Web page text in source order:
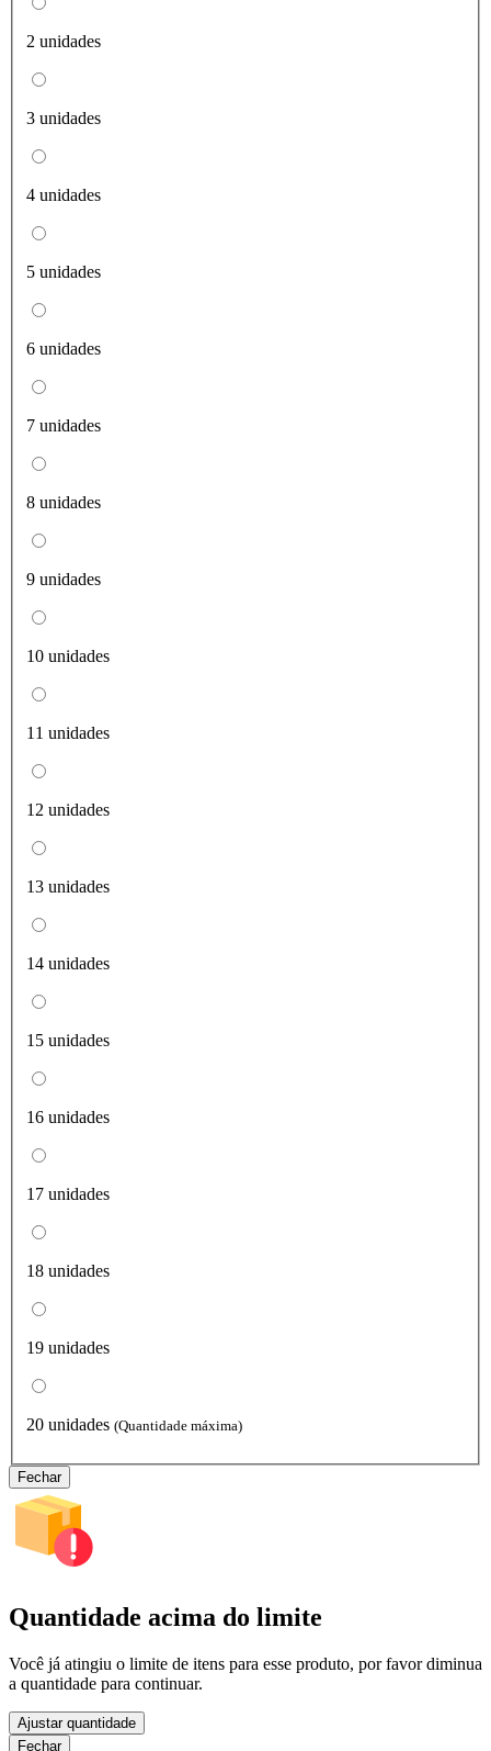
2 unidades
3 unidades
4 unidades
5 unidades
6 unidades
7 unidades
8 unidades
9 unidades
10 unidades
11 unidades
12 unidades
13 unidades
14 unidades
15 unidades
16 unidades
17 unidades
18 unidades
19 unidades
20 unidades (Quantidade máxima)
Fechar
Quantidade acima do limite
Você já atingiu o limite de itens para esse produto, por favor diminua
a quantidade para continuar.
Ajustar quantidade
Fechar